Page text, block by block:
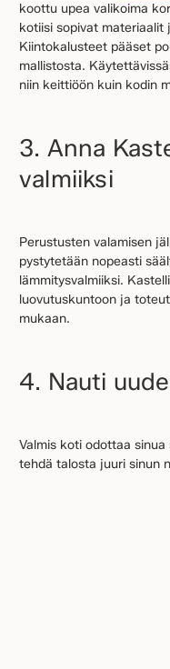
koottu upea valikoima
kotiisi sopivat materiaalit
Kiintokalusteet pääset
mallistosta.
niin keittiöön kuin kodin
3. Anna
valmiiksi
Perustusten valamisen
pystytetään nopeasti
lämmitysvalmiiksi.
luovutuskuntoon ja
mukaan.
4. Nauti
Valmis koti odottaa
tehdä talosta juuri sinun